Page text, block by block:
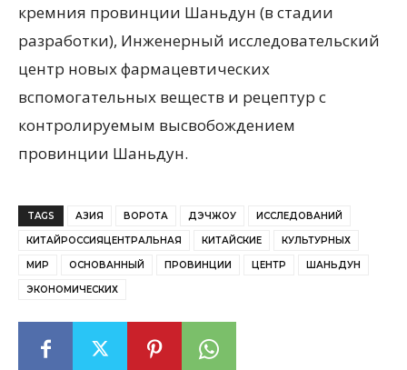
кремния провинции Шаньдун (в стадии
разработки), Инженерный исследовательский
центр новых фармацевтических
вспомогательных веществ и рецептур с
контролируемым высвобождением
провинции Шаньдун.
TAGS АЗИЯ ВОРОТА ДЭЧЖОУ ИССЛЕДОВАНИЙ
КИТАЙРОССИЯЦЕНТРАЛЬНАЯ КИТАЙСКИЕ КУЛЬТУРНЫХ
МИР ОСНОВАННЫЙ ПРОВИНЦИИ ЦЕНТР ШАНЬДУН
ЭКОНОМИЧЕСКИХ